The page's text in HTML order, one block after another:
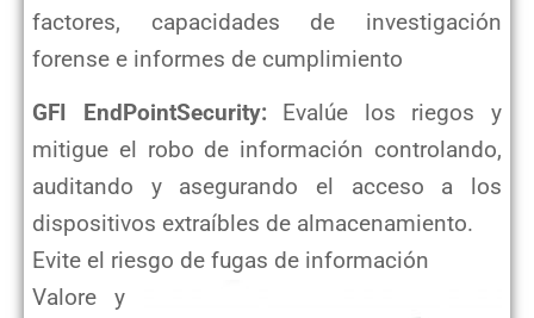
factores, capacidades de investigación
forense e informes de cumplimiento
GFI EndPointSecurity: Evalúe los riegos y
mitigue el robo de información controlando,
auditando y asegurando el acceso a
los
dispositivos extraíbles de almacenamiento.
Evite el riesgo de fugas de información
Valore y